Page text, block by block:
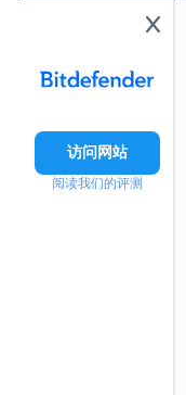
访问网站
阅读我们的评测